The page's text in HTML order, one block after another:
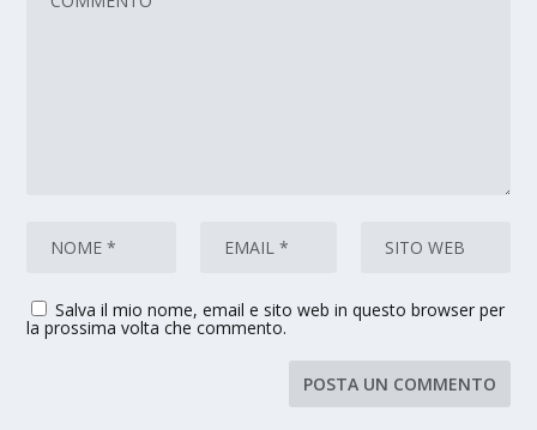
Salva il mio nome, email e sito web in questo browser per
la prossima volta che commento.